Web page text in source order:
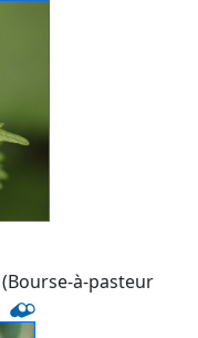
(Bourse-à-pasteur